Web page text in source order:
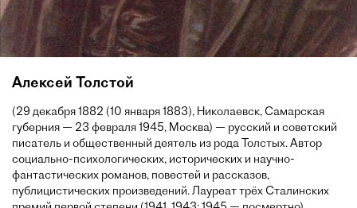
Алексей Толстой
(29 декабря 1882 (10 января 1883), Николаевск, Самарская
губерния — 23 февраля 1945, Москва) — русский и советский
писатель и общественный деятель из рода Толстых. Автор
социально-психологических, исторических и научно-
фантастических романов, повестей и рассказов,
публицистических произведений. Лауреат трёх Сталинских